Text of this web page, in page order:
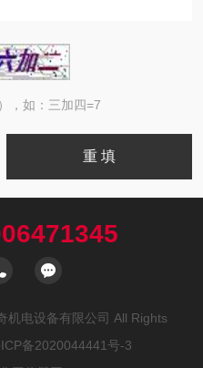
，如：三加四=7
机电设备有限公司 All Rights
备2020044441号-3